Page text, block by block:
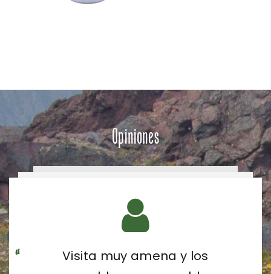
Opiniones
Visita muy amena y los